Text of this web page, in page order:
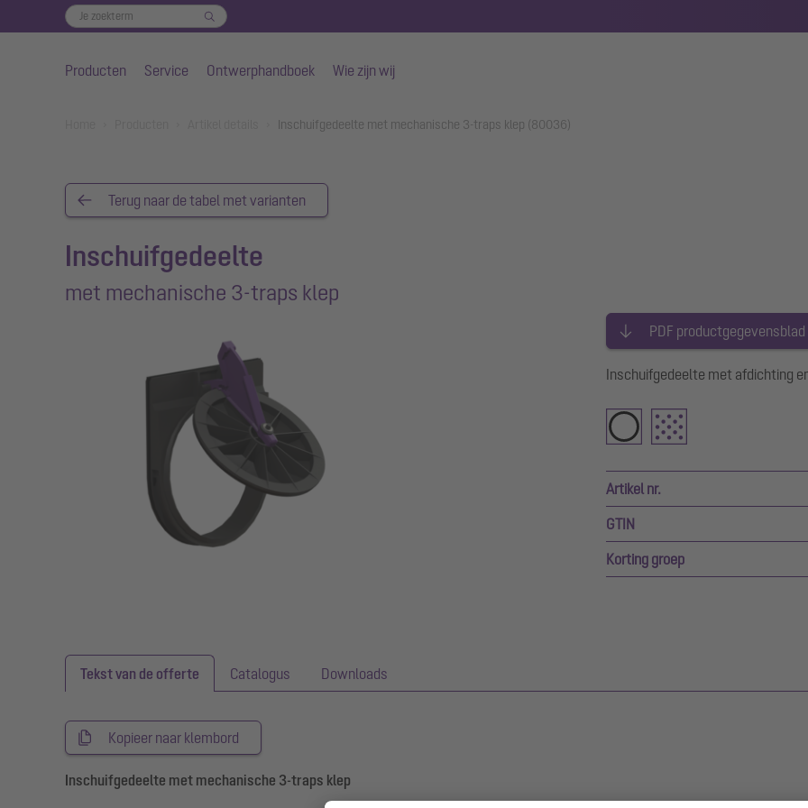
Producten Service Ontwerphandboek Wie zijn wij
Inschuifgedeelte met mechanische 3-traps klep (80036)
Terug naar de tabel met varianten
Inschuifgedeelte
met mechanische 3-traps klep
PDF productgegevensblad
Inschuifgedeelte met afdichting
Artikel nr.
GTIN
Korting groep
Tekst van de offerte Catalogus Downloads
Kopieer naar klembord
Inschuifgedeelte met mechanische 3-traps klep